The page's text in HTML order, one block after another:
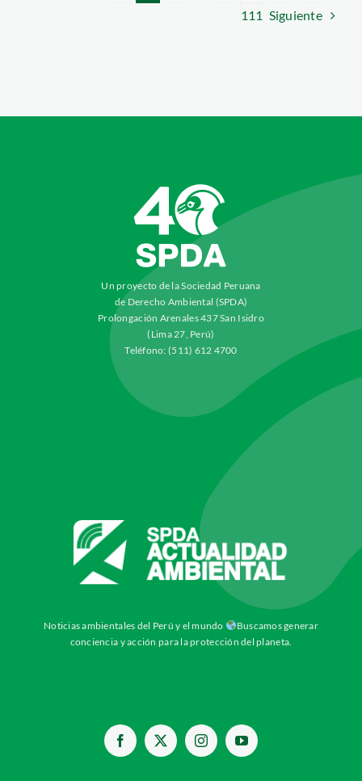
111 Siguiente
Un proyecto de la Sociedad Peruana
de Derecho Ambiental (SPDA)
Prolongación Arenales 437 San Isidro
(Lima 27, Perú)
Teléfono: (511) 612 4700
Noticias ambientales del Perú y el mundo
Buscamos generar
conciencia y acción para la protección del planeta.